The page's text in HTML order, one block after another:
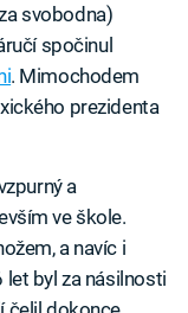
svobodna)
spočinul
. Mimochodem
prezidenta
a
ve škole.
a navíc i
let byl za násilnosti